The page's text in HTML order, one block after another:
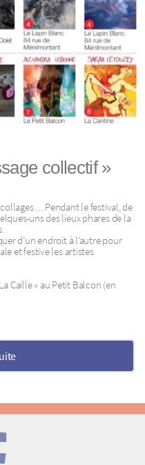
collectif »
Pendant le festival, de
uns des lieux phares de la
d’un endroit à l’autre pour
et festive les artistes
Caille » au Petit Balcon (en